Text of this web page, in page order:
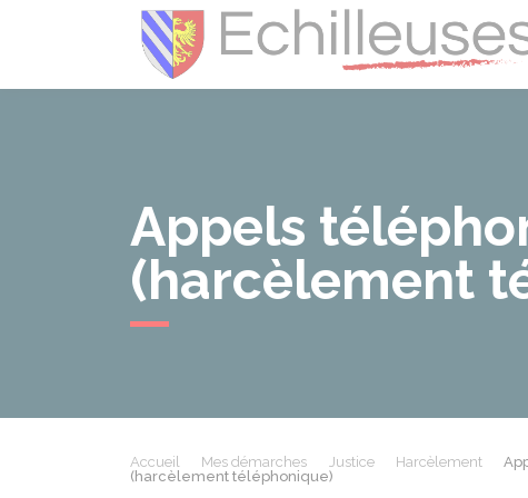
Appels
(harcèlement
Accueil Mes démarches Justice Harcèlement
(harcèlement téléphonique)